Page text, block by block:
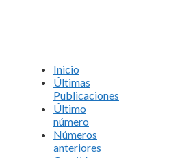
Inicio
Últimas
Publicaciones
Último
número
Números
anteriores